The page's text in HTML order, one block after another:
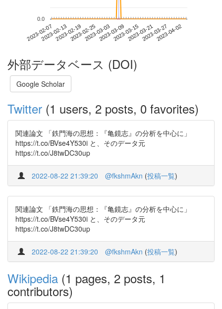
2023-02-072023-02-132023-02-192023-02-252023-03-032023-03-092023-03-152023-03-212023-03-272023-04-02
0.0
外部データベース (DOI)
Google Scholar
Twitter (1 users, 2 posts, 0 favorites)
関連論文 「鉄門海の思想：『亀鏡志』の分析を中心に」
https://t.co/BVse4Y530i と、そのデータ元
https://t.co/J8twDC30up
2022-08-22 21:39:20 @fkshmAkn (投稿一覧)
関連論文 「鉄門海の思想：『亀鏡志』の分析を中心に」
https://t.co/BVse4Y530i と、そのデータ元
https://t.co/J8twDC30up
2022-08-22 21:39:20 @fkshmAkn (投稿一覧)
Wikipedia (1 pages, 2 posts, 1
contributors)